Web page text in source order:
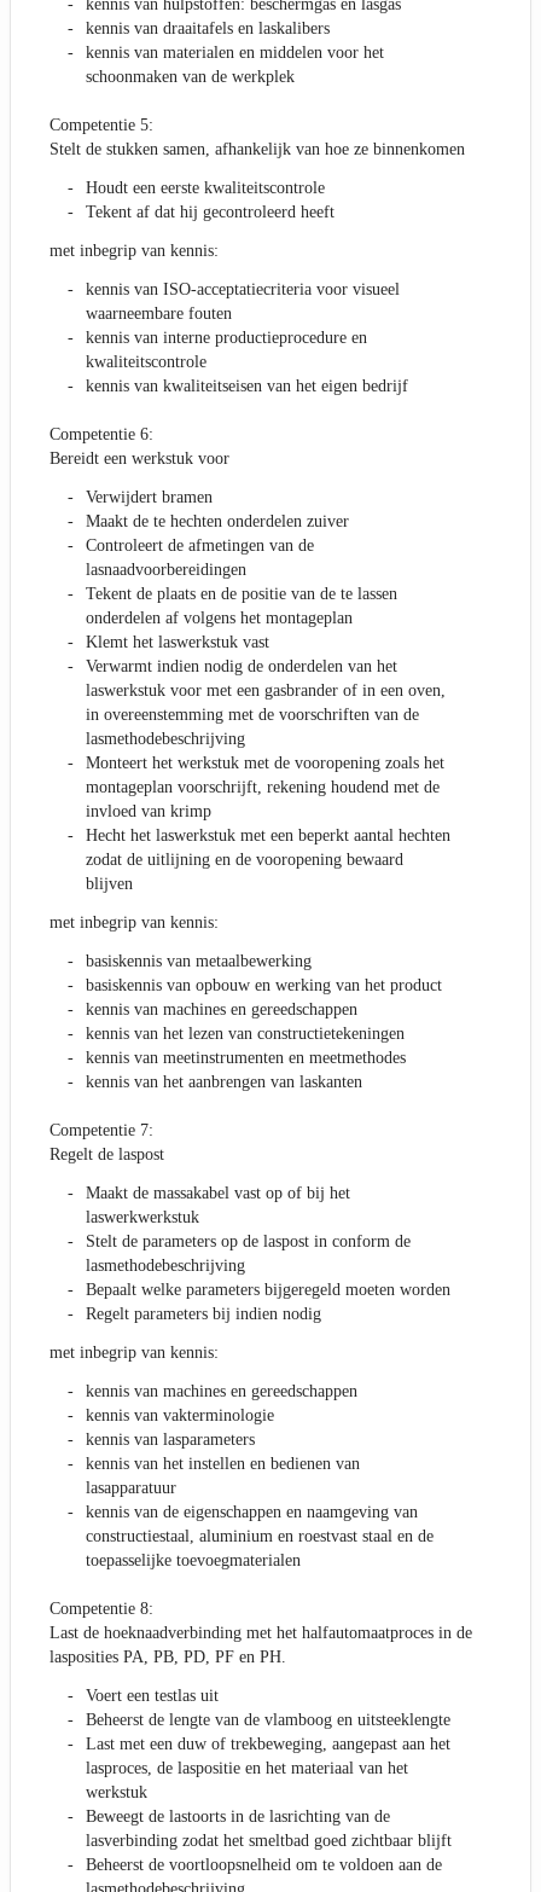
kennis van hulpstoffen: beschermgas en lasgas
kennis van draaitafels en laskalibers
kennis van materialen en middelen voor het
schoonmaken van de werkplek
Competentie 5:
Stelt de stukken samen, afhankelijk van hoe ze binnenkomen
Houdt een eerste kwaliteitscontrole
Tekent af dat hij gecontroleerd heeft
met inbegrip van kennis:
kennis van ISO-acceptatiecriteria voor visueel
waarneembare fouten
kennis van interne productieprocedure en
kwaliteitscontrole
kennis van kwaliteitseisen van het eigen bedrijf
Competentie 6:
Bereidt een werkstuk voor
Verwijdert bramen
Maakt de te hechten onderdelen zuiver
Controleert de afmetingen van de
lasnaadvoorbereidingen
Tekent de plaats en de positie van de te lassen
onderdelen af volgens het montageplan
Klemt het laswerkstuk vast
Verwarmt indien nodig de onderdelen van het
laswerkstuk voor met een gasbrander of in een oven,
in overeenstemming met de voorschriften van de
lasmethodebeschrijving
Monteert het werkstuk met de vooropening zoals het
montageplan voorschrijft, rekening houdend met de
invloed van krimp
Hecht het laswerkstuk met een beperkt aantal hechten
zodat de uitlijning en de vooropening bewaard
blijven
met inbegrip van kennis:
basiskennis van metaalbewerking
basiskennis van opbouw en werking van het product
kennis van machines en gereedschappen
kennis van het lezen van constructietekeningen
kennis van meetinstrumenten en meetmethodes
kennis van het aanbrengen van laskanten
Competentie 7:
Regelt de laspost
Maakt de massakabel vast op of bij het
laswerkwerkstuk
Stelt de parameters op de laspost in conform de
lasmethodebeschrijving
Bepaalt welke parameters bijgeregeld moeten worden
Regelt parameters bij indien nodig
met inbegrip van kennis:
kennis van machines en gereedschappen
kennis van vakterminologie
kennis van lasparameters
kennis van het instellen en bedienen van
lasapparatuur
kennis van de eigenschappen en naamgeving van
constructiestaal, aluminium en roestvast staal en de
toepasselijke toevoegmaterialen
Competentie 8:
Last de hoeknaadverbinding met het halfautomaatproces in de
lasposities PA, PB, PD, PF en PH.
Voert een testlas uit
Beheerst de lengte van de vlamboog en uitsteeklengte
Last met een duw of trekbeweging, aangepast aan het
lasproces, de laspositie en het materiaal van het
werkstuk
Beweegt de lastoorts in de lasrichting van de
lasverbinding zodat het smeltbad goed zichtbaar blijft
Beheerst de voortloopsnelheid om te voldoen aan de